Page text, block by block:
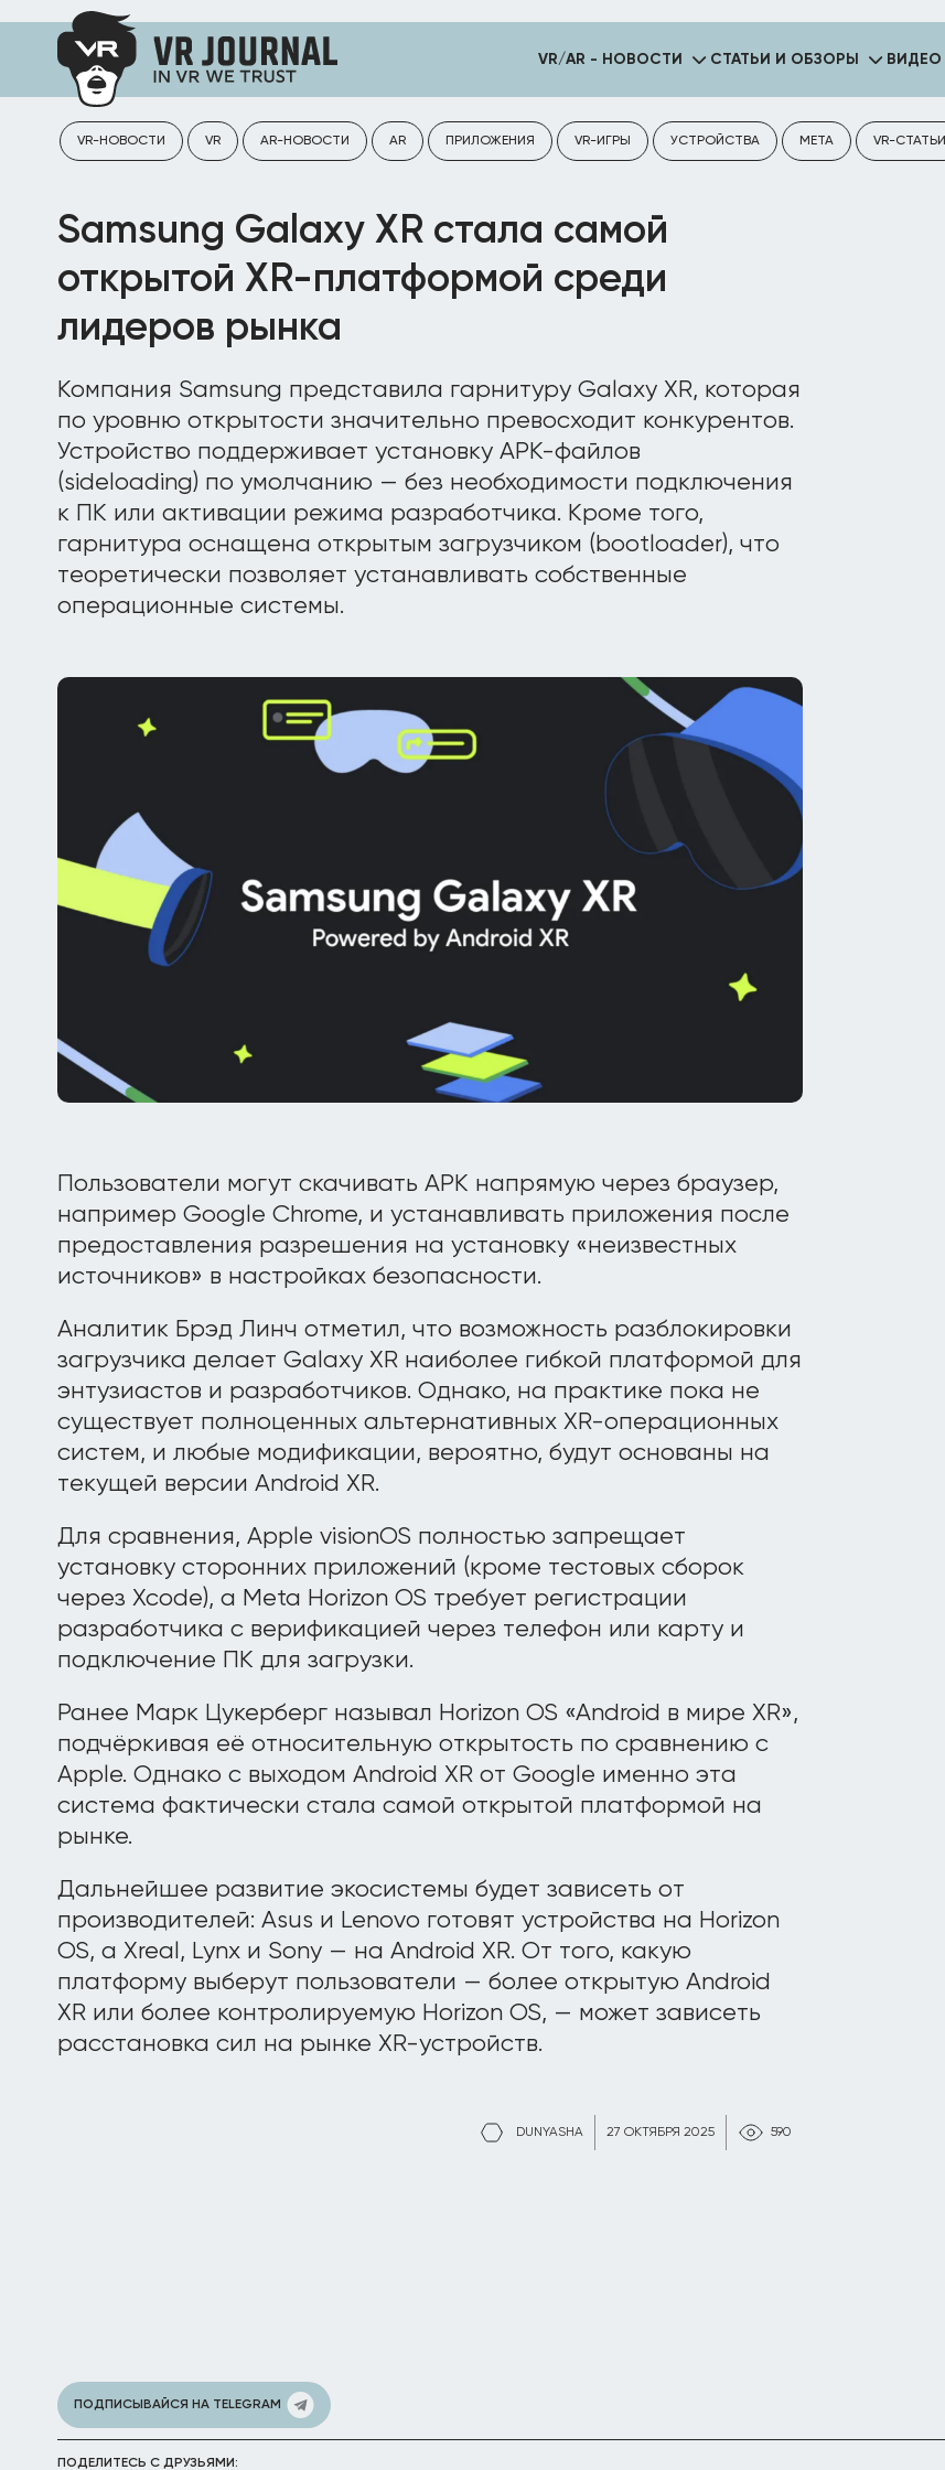
VR/AR - НОВОСТИ СТАТЬИ И ОБЗОРЫ ВИДЕО
VR-НОВОСТИ VR AR-НОВОСТИ AR ПРИЛОЖЕНИЯ VR-ИГРЫ УСТРОЙСТВА META VR-СТАТЬИ
DUNYASHA 27 ОКТЯБРЯ 2025 590
Samsung Galaxy XR стала самой
открытой XR-платформой среди
лидеров рынка
Компания Samsung представила гарнитуру Galaxy XR, которая
по уровню открытости значительно превосходит конкурентов.
Устройство поддерживает установку APK-файлов
(sideloading) по умолчанию — без необходимости подключения
к ПК или активации режима разработчика. Кроме того,
гарнитура оснащена открытым загрузчиком (bootloader), что
теоретически позволяет устанавливать собственные
операционные системы.
Пользователи могут скачивать APK напрямую через браузер,
например Google Chrome, и устанавливать приложения после
предоставления разрешения на установку «неизвестных
источников» в настройках безопасности.
Аналитик Брэд Линч отметил, что возможность разблокировки
загрузчика делает Galaxy XR наиболее гибкой платформой для
энтузиастов и разработчиков. Однако, на практике пока не
существует полноценных альтернативных XR-операционных
систем, и любые модификации, вероятно, будут основаны на
текущей версии Android XR.
Для сравнения, Apple visionOS полностью запрещает
установку сторонних приложений (кроме тестовых сборок
через Xcode), а Meta Horizon OS требует регистрации
разработчика с верификацией через телефон или карту и
подключение ПК для загрузки.
Ранее Марк Цукерберг называл Horizon OS «Android в мире XR»,
подчёркивая её относительную открытость по сравнению с
Apple. Однако с выходом Android XR от Google именно эта
система фактически стала самой открытой платформой на
рынке.
Дальнейшее развитие экосистемы будет зависеть от
производителей: Asus и Lenovo готовят устройства на Horizon
OS, а Xreal, Lynx и Sony — на Android XR. От того, какую
платформу выберут пользователи — более открытую Android
XR или более контролируемую Horizon OS, — может зависеть
расстановка сил на рынке XR-устройств.
ПОДПИСЫВАЙСЯ НА TELEGRAM
ПОДЕЛИТЕСЬ С ДРУЗЬЯМИ: